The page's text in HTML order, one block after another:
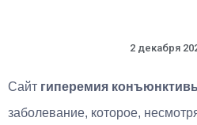
2 декабря
Сайт гиперемия
заболевание, которое,